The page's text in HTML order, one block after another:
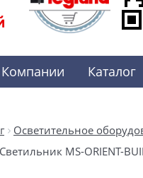
Каталог
Осветительное
Светильник MS-ORIENT-